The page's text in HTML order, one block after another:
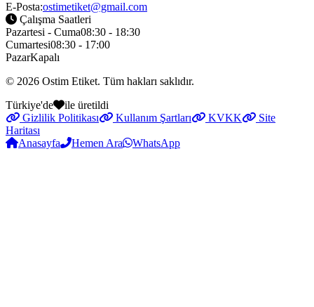
E-Posta:ostimetiket@gmail.com
Çalışma Saatleri
Pazartesi - Cuma08:30 - 18:30
Cumartesi08:30 - 17:00
PazarKapalı
© 2026 Ostim Etiket. Tüm hakları saklıdır.
Türkiye'de
ile üretildi
Gizlilik Politikası
Kullanım Şartları KVKK
Site
Haritası
Anasayfa
Hemen Ara WhatsApp